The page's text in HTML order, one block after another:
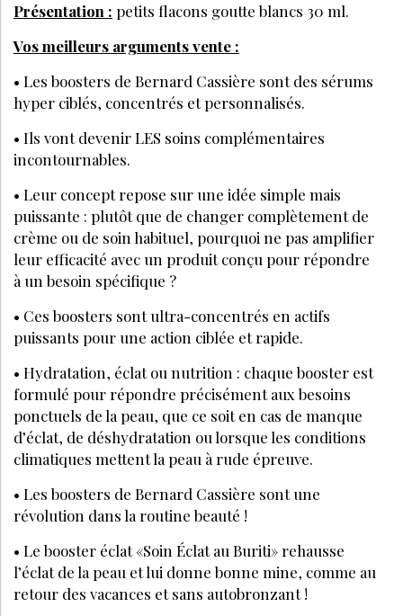
Présentation : petits flacons goutte blancs 30 ml.
Vos meilleurs arguments vente :
• Les boosters de Bernard Cassière sont des sérums
hyper ciblés, concentrés et personnalisés.
• Ils vont devenir LES soins complémentaires
incontournables.
• Leur concept repose sur une idée simple mais
puissante : plutôt que de changer complètement de
crème ou de soin habituel, pourquoi ne pas amplifier
leur efficacité avec un produit conçu pour répondre
à un besoin spécifique ?
• Ces boosters sont ultra-concentrés en actifs
puissants pour une action ciblée et rapide.
• Hydratation, éclat ou nutrition : chaque booster est
formulé pour répondre précisément aux besoins
ponctuels de la peau, que ce soit en cas de manque
d’éclat, de déshydratation ou lorsque les conditions
climatiques mettent la peau à rude épreuve.
• Les boosters de Bernard Cassière sont une
révolution dans la routine beauté !
• Le booster éclat «Soin Éclat au Buriti» rehausse
l’éclat de la peau et lui donne bonne mine, comme au
retour des vacances et sans autobronzant !